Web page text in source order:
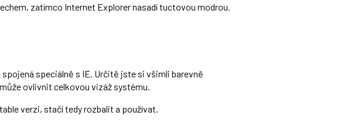
zatímco Internet Explorer nasadí tuctovou modrou.
speciálně s IE. Určitě jste si všimli barevně
ovlivnit celkovou vizáž systému.
verzi, stačí tedy rozbalit a používat.